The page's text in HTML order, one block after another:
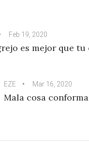
Feb 19, 2020
es mejor que
EZE Mar 16, 2020
Mala cosa